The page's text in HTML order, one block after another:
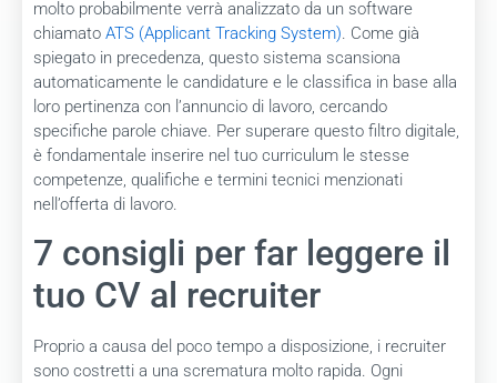
molto probabilmente verrà analizzato da un software
chiamato ATS (Applicant Tracking System). Come già
spiegato in precedenza, questo sistema scansiona
automaticamente le candidature e le classifica in base alla
loro pertinenza con l’annuncio di lavoro, cercando
specifiche parole chiave. Per superare questo filtro digitale,
è fondamentale inserire nel tuo curriculum le stesse
competenze, qualifiche e termini tecnici menzionati
nell’offerta di lavoro.
7 consigli per far leggere il
tuo CV al recruiter
Proprio a causa del poco tempo a disposizione, i recruiter
sono costretti a una scrematura molto rapida. Ogni